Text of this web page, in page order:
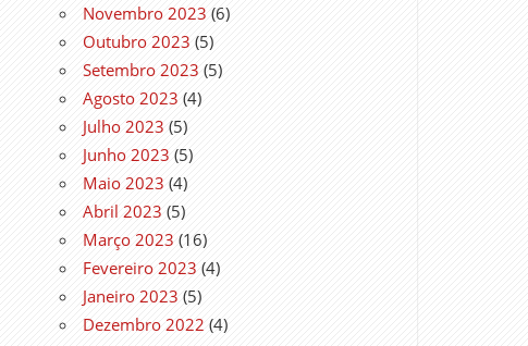
Novembro 2023 (6)
Outubro 2023 (5)
Setembro 2023 (5)
Agosto 2023 (4)
Julho 2023 (5)
Junho 2023 (5)
Maio 2023 (4)
Abril 2023 (5)
Março 2023 (16)
Fevereiro 2023 (4)
Janeiro 2023 (5)
Dezembro 2022 (4)